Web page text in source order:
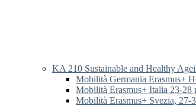
KA 210 Sustainable and Healthy
Mobilità Germania Erasmus+
Mobilità Erasmus+ Italia 23-28
Mobilità Erasmus+ Svezia, 27-